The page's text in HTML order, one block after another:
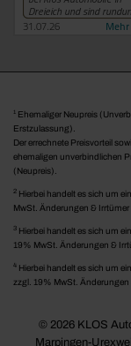
1 Ehemaliger Neupreis
Erstzulassung).
Der errechnete Preisvorteil
ehemaligen unverbindlichen
(Neupreis).
2 Hierbei handelt es sich um
MwSt. Änderungen & Irrtümer
3 Hierbei handelt es sich um
19% MwSt. Änderungen &
4 Hierbei handelt es sich um
zzgl. 19% MwSt. Änderungen
© 2026 KLOS
Marpingen-